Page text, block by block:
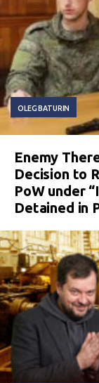
OLEG BATURIN
Enemy
Decision to
PoW under
Detained in